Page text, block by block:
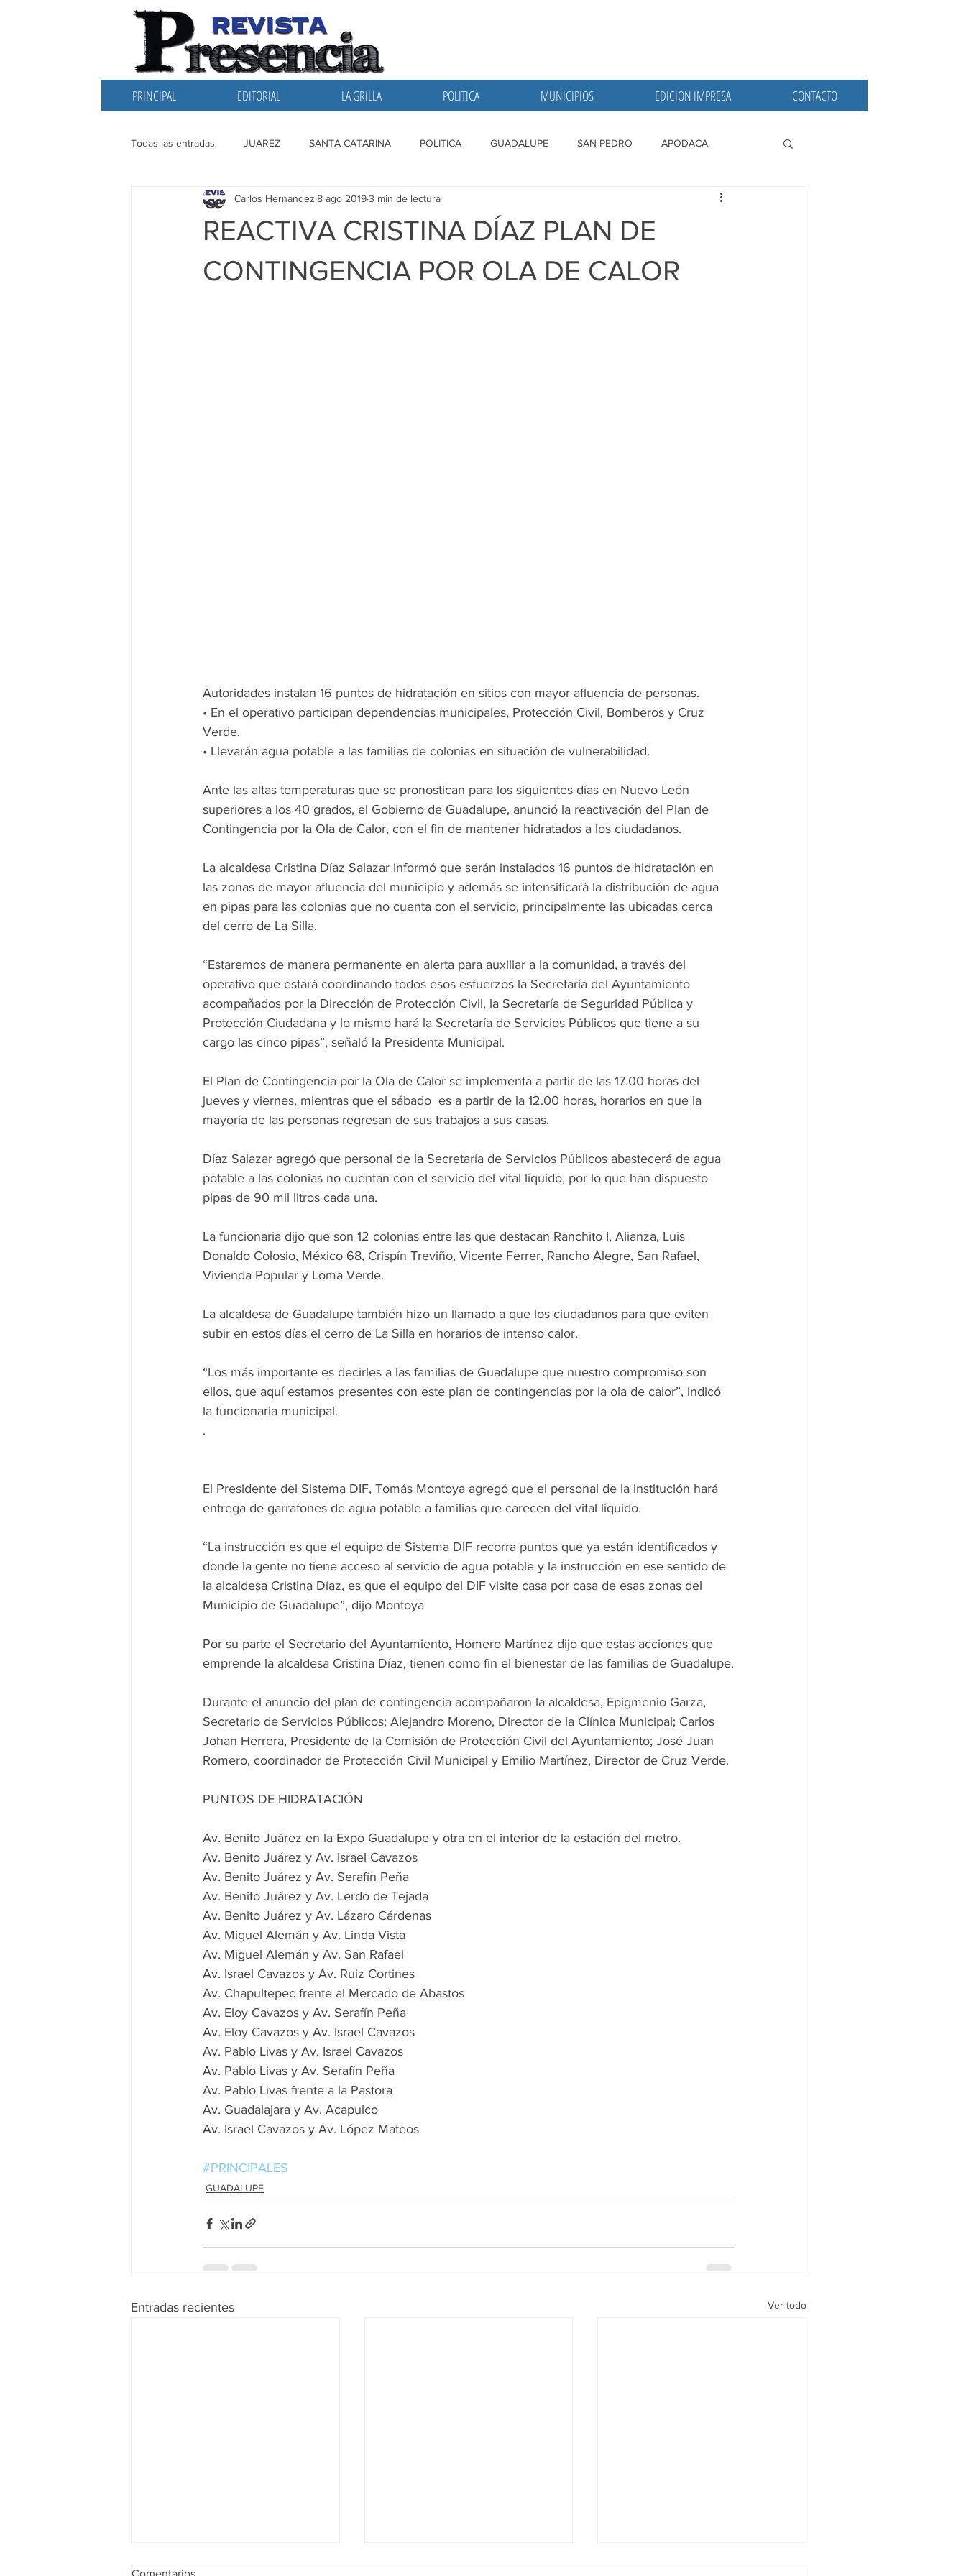
PRINCIPAL EDITORIAL LA GRILLA POLITICA MUNICIPIOS EDICION IMPRESA CONTACTO
Todas las entradas JUAREZ SANTA CATARINA POLITICA GUADALUPE SAN PEDRO APODACA
EDITORIAL SANTIAGO LA GRILLA SAN NICOLAS
REACTIVA CRISTINA DÍAZ PLAN DE
CONTINGENCIA POR OLA DE CALOR
Carlos Hernandez 8 ago 20193 min de lectura
Autoridades instalan 16 puntos de hidratación en sitios con mayor afluencia de personas.
• En el operativo participan dependencias municipales, Protección Civil, Bomberos y Cruz
Verde.
• Llevarán agua potable a las familias de colonias en situación de vulnerabilidad.
Ante las altas temperaturas que se pronostican para los siguientes días en Nuevo León
superiores a los 40 grados, el Gobierno de Guadalupe, anunció la reactivación del Plan de
Contingencia por la Ola de Calor, con el fin de mantener hidratados a los ciudadanos.
La alcaldesa Cristina Díaz Salazar informó que serán instalados 16 puntos de hidratación en
las zonas de mayor afluencia del municipio y además se intensificará la distribución de agua
en pipas para las colonias que no cuenta con el servicio, principalmente las ubicadas cerca
del cerro de La Silla.
“Estaremos de manera permanente en alerta para auxiliar a la comunidad, a través del
operativo que estará coordinando todos esos esfuerzos la Secretaría del Ayuntamiento
acompañados por la Dirección de Protección Civil, la Secretaría de Seguridad Pública y
Protección Ciudadana y lo mismo hará la Secretaría de Servicios Públicos que tiene a su
cargo las cinco pipas”, señaló la Presidenta Municipal.
El Plan de Contingencia por la Ola de Calor se implementa a partir de las 17.00 horas del
jueves y viernes, mientras que el sábado  es a partir de la 12.00 horas, horarios en que la
mayoría de las personas regresan de sus trabajos a sus casas.
Díaz Salazar agregó que personal de la Secretaría de Servicios Públicos abastecerá de agua
potable a las colonias no cuentan con el servicio del vital líquido, por lo que han dispuesto
pipas de 90 mil litros cada una.
La funcionaria dijo que son 12 colonias entre las que destacan Ranchito I, Alianza, Luis
Donaldo Colosio, México 68, Crispín Treviño, Vicente Ferrer, Rancho Alegre, San Rafael,
Vivienda Popular y Loma Verde.
La alcaldesa de Guadalupe también hizo un llamado a que los ciudadanos para que eviten
subir en estos días el cerro de La Silla en horarios de intenso calor.
“Los más importante es decirles a las familias de Guadalupe que nuestro compromiso son
ellos, que aquí estamos presentes con este plan de contingencias por la ola de calor”, indicó
la funcionaria municipal.
.
El Presidente del Sistema DIF, Tomás Montoya agregó que el personal de la institución hará
entrega de garrafones de agua potable a familias que carecen del vital líquido.
“La instrucción es que el equipo de Sistema DIF recorra puntos que ya están identificados y
donde la gente no tiene acceso al servicio de agua potable y la instrucción en ese sentido de
la alcaldesa Cristina Díaz, es que el equipo del DIF visite casa por casa de esas zonas del
Municipio de Guadalupe”, dijo Montoya
Por su parte el Secretario del Ayuntamiento, Homero Martínez dijo que estas acciones que
emprende la alcaldesa Cristina Díaz, tienen como fin el bienestar de las familias de Guadalupe.
Durante el anuncio del plan de contingencia acompañaron la alcaldesa, Epigmenio Garza,
Secretario de Servicios Públicos; Alejandro Moreno, Director de la Clínica Municipal; Carlos
Johan Herrera, Presidente de la Comisión de Protección Civil del Ayuntamiento; José Juan
Romero, coordinador de Protección Civil Municipal y Emilio Martínez, Director de Cruz Verde.
PUNTOS DE HIDRATACIÓN
Av. Benito Juárez en la Expo Guadalupe y otra en el interior de la estación del metro.
Av. Benito Juárez y Av. Israel Cavazos
Av. Benito Juárez y Av. Serafín Peña
Av. Benito Juárez y Av. Lerdo de Tejada
Av. Benito Juárez y Av. Lázaro Cárdenas
Av. Miguel Alemán y Av. Linda Vista
Av. Miguel Alemán y Av. San Rafael
Av. Israel Cavazos y Av. Ruiz Cortines
Av. Chapultepec frente al Mercado de Abastos
Av. Eloy Cavazos y Av. Serafín Peña
Av. Eloy Cavazos y Av. Israel Cavazos
Av. Pablo Livas y Av. Israel Cavazos
Av. Pablo Livas y Av. Serafín Peña
Av. Pablo Livas frente a la Pastora
Av. Guadalajara y Av. Acapulco
Av. Israel Cavazos y Av. López Mateos
#PRINCIPALES
GUADALUPE
Entradas recientes Ver todo
Comentarios